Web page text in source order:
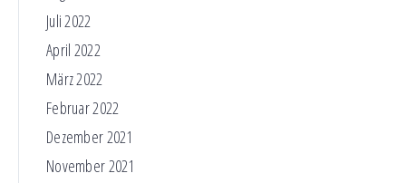
Juli 2022
April 2022
März 2022
Februar 2022
Dezember 2021
November 2021